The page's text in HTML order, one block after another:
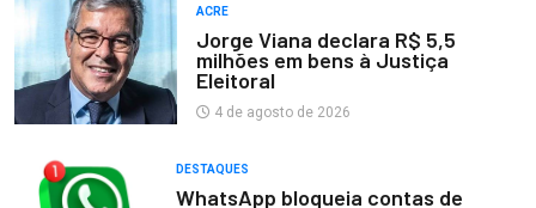
ACRE
Jorge Viana declara R$ 5,5
milhões em bens à Justiça
Eleitoral
4 de agosto de 2026
DESTAQUES
WhatsApp bloqueia contas de